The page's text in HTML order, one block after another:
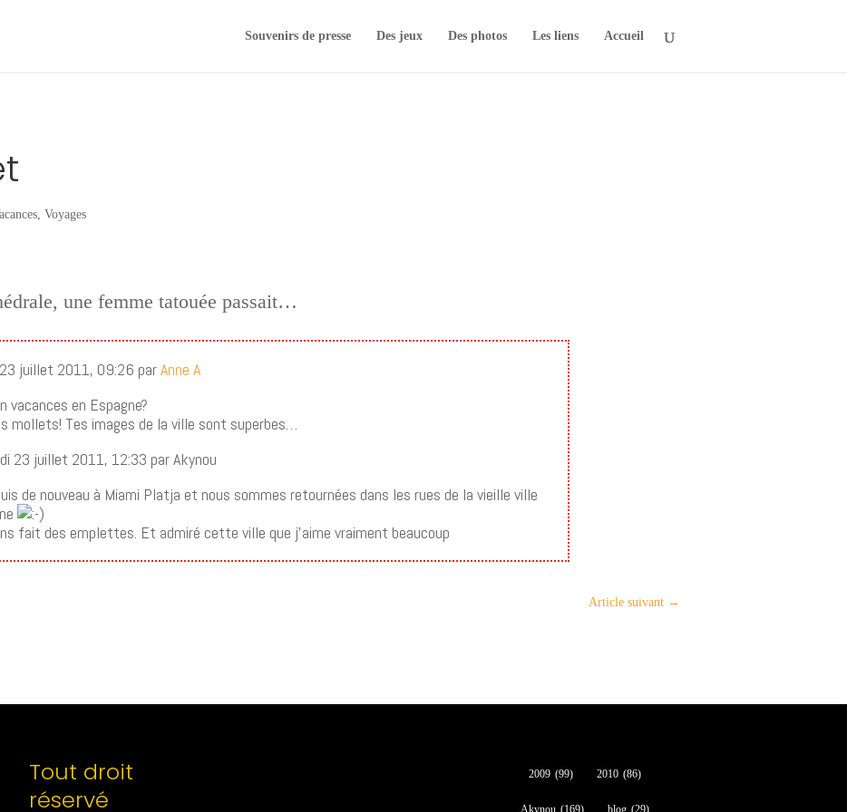
Souvenirs de presse Des jeux Des photos Les liens Accueil
,Voyages
une femme tatouée passait…
23 juillet 2011, 09:26 parAnne A
vacances en Espagne?
mollets! Tes images de la ville sont superbes…
23 juillet 2011, 12:33 par Akynou
de nouveau à Miami Platja et nous sommes retournées dans les rues de la vieille ville
fait des emplettes. Et admiré cette ville que j’aime vraiment beaucoup
Article suivant→
Tout droit
réservé
2009 (99) 2010 (86)
Akynou (169) blog (29)